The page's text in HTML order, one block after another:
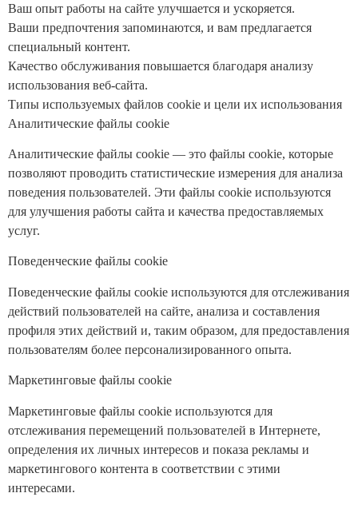
Ваш опыт работы на сайте улучшается и ускоряется.
Ваши предпочтения запоминаются, и вам предлагается
специальный контент.
Качество обслуживания повышается благодаря анализу
использования веб-сайта.
Типы используемых файлов cookie и цели их использования
Аналитические файлы cookie
Аналитические файлы cookie — это файлы cookie, которые
позволяют проводить статистические измерения для анализа
поведения пользователей. Эти файлы cookie используются
для улучшения работы сайта и качества предоставляемых
услуг.
Поведенческие файлы cookie
Поведенческие файлы cookie используются для отслеживания
действий пользователей на сайте, анализа и составления
профиля этих действий и, таким образом, для предоставления
пользователям более персонализированного опыта.
Маркетинговые файлы cookie
Маркетинговые файлы cookie используются для
отслеживания перемещений пользователей в Интернете,
определения их личных интересов и показа рекламы и
маркетингового контента в соответствии с этими
интересами.